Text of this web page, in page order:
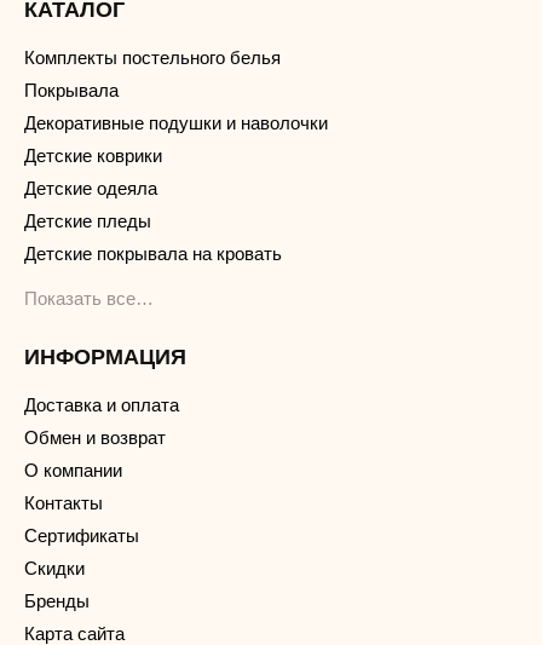
КАТАЛОГ
Комплекты постельного белья
Покрывала
Декоративные подушки и наволочки
Детские коврики
Детские одеяла
Детские пледы
Детские покрывала на кровать
Показать все…
ИНФОРМАЦИЯ
Доставка и оплата
Обмен и возврат
О компании
Контакты
Сертификаты
Скидки
Бренды
Карта сайта